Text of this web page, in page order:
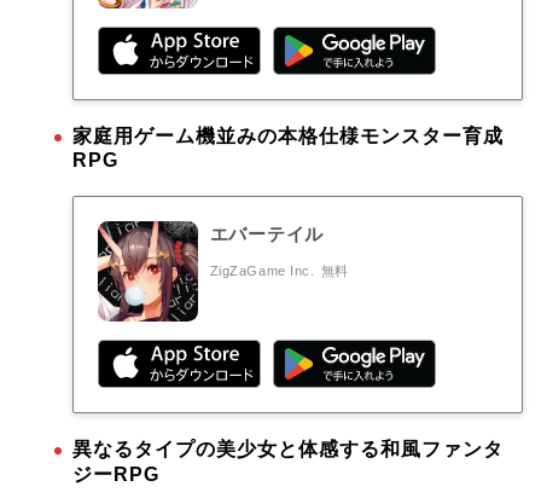
家庭用ゲーム機並みの本格仕様モンスター育成
RPG
エバーテイル
ZigZaGame Inc. 無料
異なるタイプの美少女と体感する和風ファンタ
ジーRPG